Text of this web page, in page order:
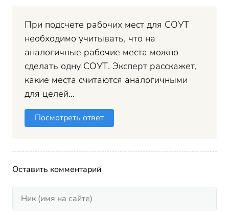
При подсчете рабочих мест для СОУТ
необходимо учитывать, что на
аналогичные рабочие места можно
сделать одну СОУТ. Эксперт расскажет,
какие места считаются аналогичными
для целей...
Посмотреть ответ
Оставить комментарий